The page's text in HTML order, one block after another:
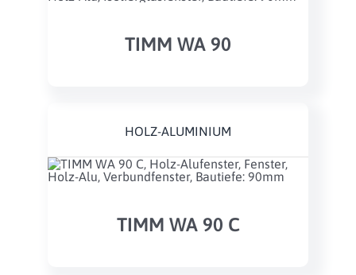
TIMM WA 90
HOLZ-ALUMINIUM
TIMM WA 90 C